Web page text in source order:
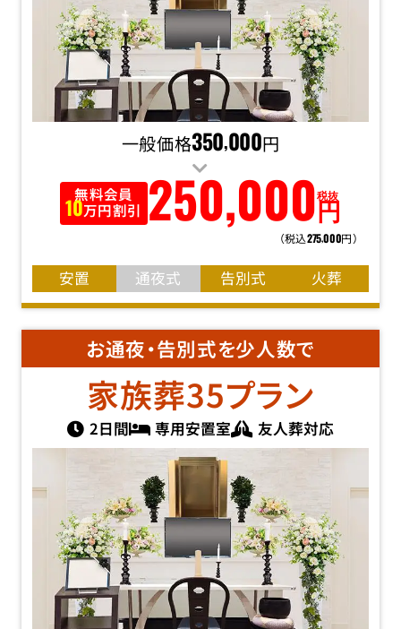
一般価格350,000円
無料会員
10万円割引 250,000 円
税抜
（税込275,000円）
安置 通夜式 告別式 火葬
お通夜・告別式を少人数で
家族葬35プラン
2日間 専用安置室 友人葬対応